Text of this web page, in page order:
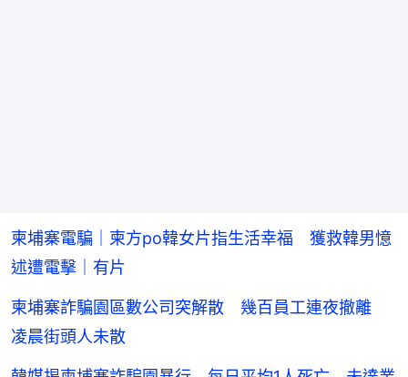
柬埔寨電騙｜柬方po韓女片指生活幸福 獲救韓男憶
述遭電擊｜有片
柬埔寨詐騙園區數公司突解散 幾百員工連夜撤離
凌晨街頭人未散